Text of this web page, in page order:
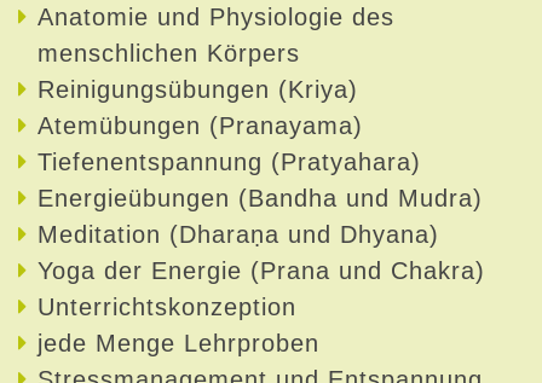
Anatomie und Physiologie des
menschlichen Körpers
Reinigungsübungen (Kriya)
Atemübungen (Pranayama)
Tiefenentspannung (Pratyahara)
Energieübungen (Bandha und Mudra)
Meditation (Dharaṇa und Dhyana)
Yoga der Energie (Prana und Chakra)
Unterrichtskonzeption
jede Menge Lehrproben